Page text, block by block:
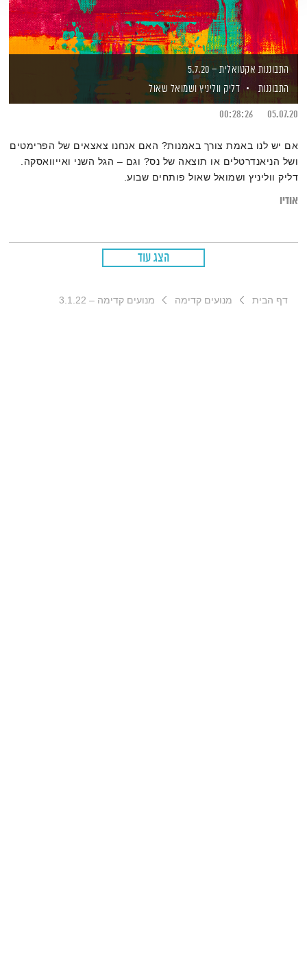
התבוננות אקטואלית – 5.7.20
התבוננות
דליק ווליניץושמואל שאול
05.07.20
00:28:26
אם יש לנו באמת צורך באמנות? האם אנחנו צאצאים של הפרימטים
ושל הניאנדרטלים או תוצאה של נס? וגם – הגל השני ואייוואסקה.
דליק ווליניץ ושמואל שאול פותחים שבוע.
אודיו
הצג עוד
דף הבית מנועים קדימה מנועים קדימה – 3.1.22